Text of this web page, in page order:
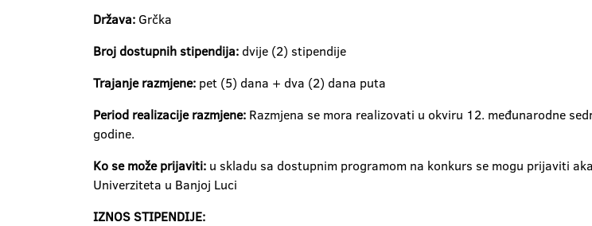
Država: Grčka
Broj dostupnih stipendija: dvije (2) stipendije
Trajanje razmjene: pet (5) dana + dva (2) dana puta
Period realizacije razmjene: Razmjena se mora realizovati u okviru 12. međunarodne
godine.
Ko se može prijaviti: u skladu sa dostupnim programom na konkurs se mogu prijaviti
Univerziteta u Banjoj Luci
IZNOS STIPENDIJE: